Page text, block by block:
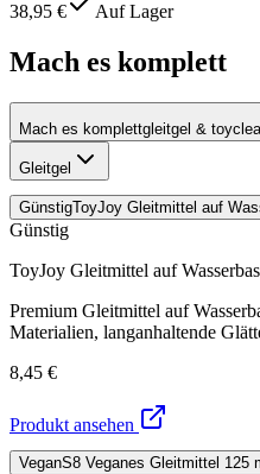
38,95 € Auf Lager
Mach es komplett
Mach es komplettgleitgel &
Gleitgel
GünstigToyJoy Gleitmittel auf
Günstig
ToyJoy Gleitmittel auf
Premium Gleitmittel auf
Materialien, langanhaltende
8,45 €
Produkt ansehen
VeganS8 Veganes Gleitmittel 125